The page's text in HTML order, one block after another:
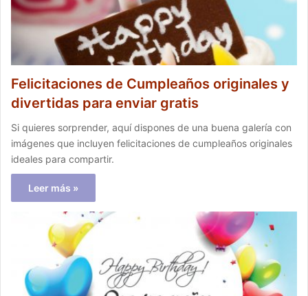
Felicitaciones de Cumpleaños originales y
divertidas para enviar gratis
Si quieres sorprender, aquí dispones de una buena galería con
imágenes que incluyen felicitaciones de cumpleaños originales
ideales para compartir.
Leer más »